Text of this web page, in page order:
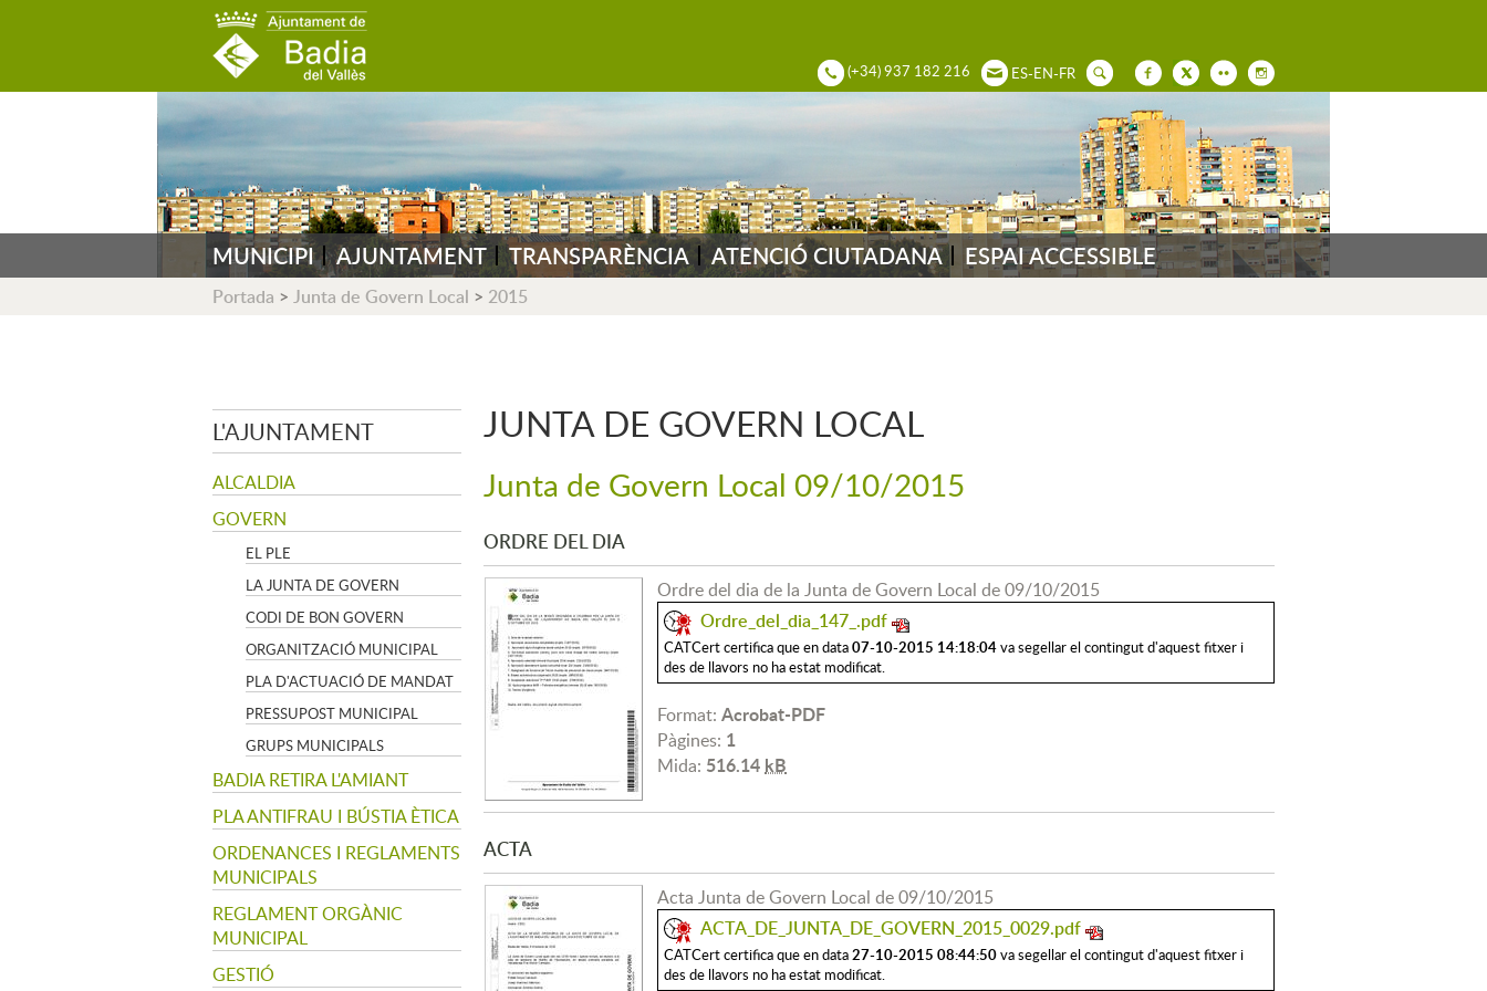
(+34) 937 182 216 ES-EN-FR
MUNICIPI AJUNTAMENT TRANSPARÈNCIA ATENCIÓ CIUTADANA ESPAI ACCESSIBLE
Portada > Junta de Govern Local > 2015
L'AJUNTAMENT
ALCALDIA
GOVERN
EL PLE
LA JUNTA DE GOVERN
CODI DE BON GOVERN
ORGANITZACIÓ MUNICIPAL
PLA D'ACTUACIÓ DE MANDAT
PRESSUPOST MUNICIPAL
GRUPS MUNICIPALS
BADIA RETIRA L'AMIANT
PLA ANTIFRAU I BÚSTIA ÈTICA
ORDENANCES I REGLAMENTS
MUNICIPALS
REGLAMENT ORGÀNIC
MUNICIPAL
GESTIÓ
JUNTA DE GOVERN LOCAL
Junta de Govern Local 09/10/2015
ORDRE DEL DIA
Ordre del dia de la Junta de Govern Local de 09/10/2015
Ordre_del_dia_147_.pdf
CATCert certifica que en data07-10-2015 14:18:04va segellar el contingut d'aquest fitxer i
des de llavors no ha estat modificat.
Format: Acrobat-PDF
Pàgines: 1
Mida: 516.14 kB
ACTA
Acta Junta de Govern Local de 09/10/2015
ACTA_DE_JUNTA_DE_GOVERN_2015_0029.pdf
CATCert certifica que en data27-10-2015 08:44:50va segellar el contingut d'aquest fitxer i
des de llavors no ha estat modificat.